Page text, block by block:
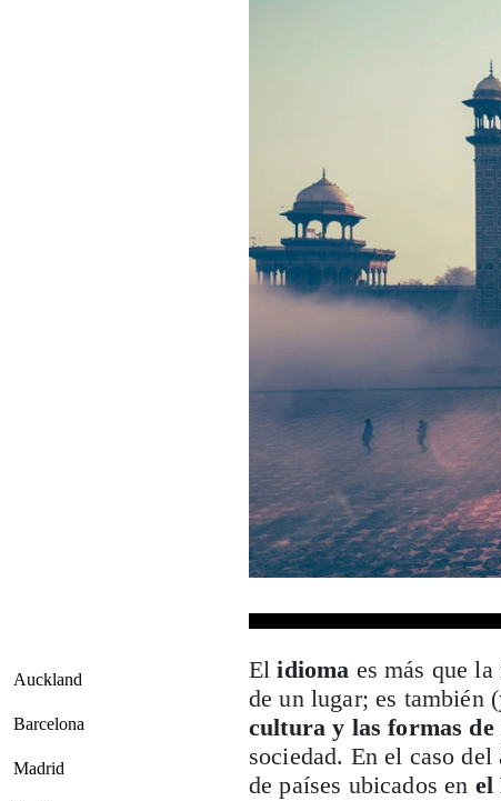
Auckland
Barcelona
Madrid
Elidioma es más que
de un lugar; es también
cultura y las formas de
sociedad. En el caso
de países ubicados en el